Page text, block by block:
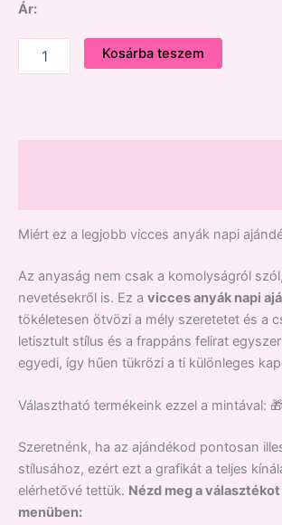
Ár:
Kosárba teszem
Miért ez a legjobb vicces anyák napi
Az anyaság nem csak a komolyságról
nevetésekről is. Ez a vicces anyák napi
tökéletesen ötvözi a mély szeretetet és a
letisztult stílus és a frappáns felirat
egyedi, így hűen tükrözi a ti különleges
Választható termékeink ezzel a mintával: 🎁
Szeretnénk, ha az ajándékod pontosan
stílusához, ezért ezt a grafikát a teljes
elérhetővé tettük. Nézd meg a
menüben: